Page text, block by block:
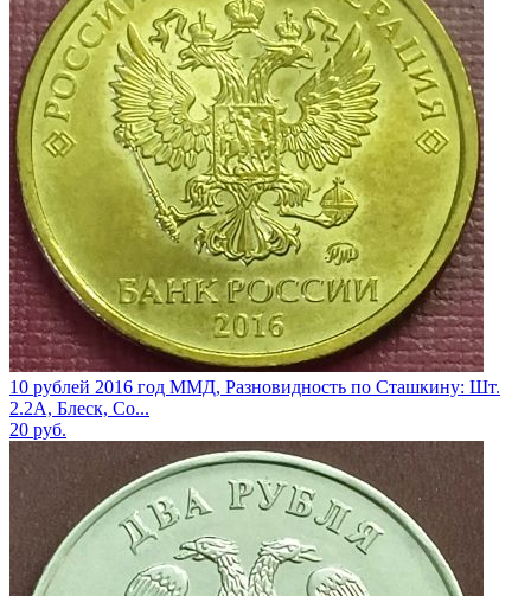
10 рублей 2016 год ММД, Разновидность по Сташкину: Шт.
2.2А, Блеск, Со...
20 руб.